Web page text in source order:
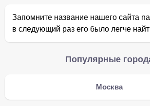
Запомните название нашего сайта
в следующий раз его было легче
Популярные
Москва